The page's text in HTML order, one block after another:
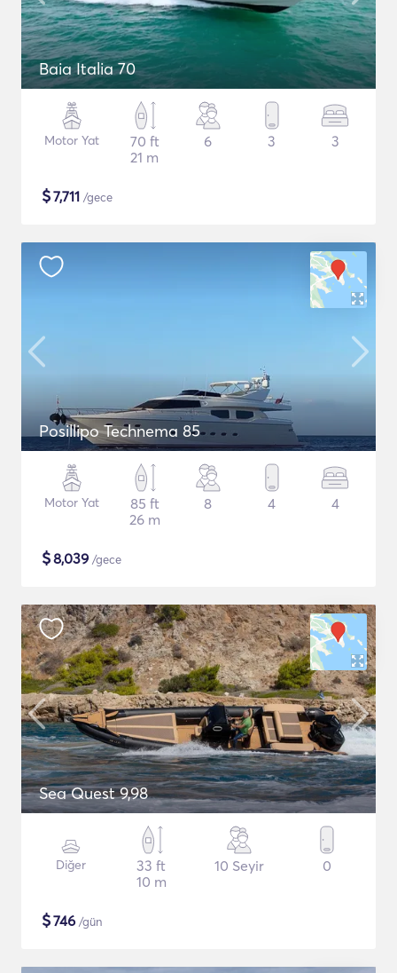
Baia Italia 70
Motor Yat
70 ft
21 m
6 3 3
$7,711 /gece
Posillipo Technema 85
Motor Yat
85 ft
26 m
8 4 4
$8,039 /gece
Sea Quest 9,98
Diğer
33 ft
10 m
10 Seyir 0
$746 /gün